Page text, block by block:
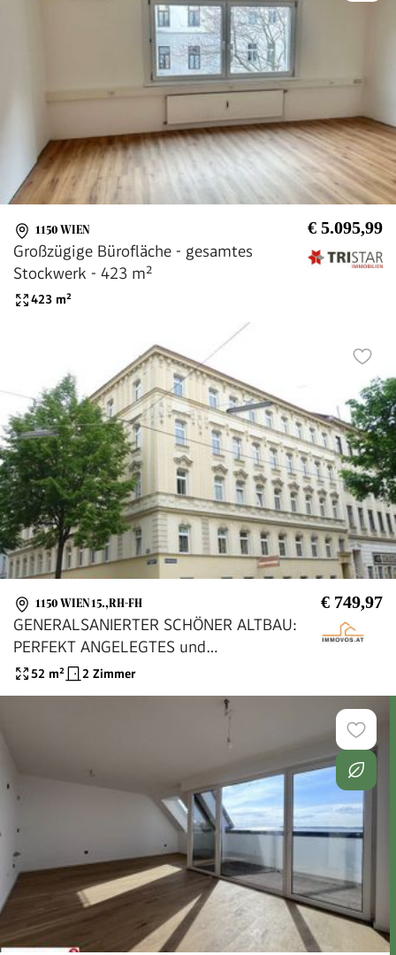
1150 WIEN € 5.095,99
Großzügige Bürofläche - gesamtes
Stockwerk - 423 m²
423 m²
1150 WIEN 15.,RH-FH € 749,97
GENERALSANIERTER SCHÖNER ALTBAU:
PERFEKT ANGELEGTES und
BEZUGSREIFES BÜRO
52 m² 2 Zimmer